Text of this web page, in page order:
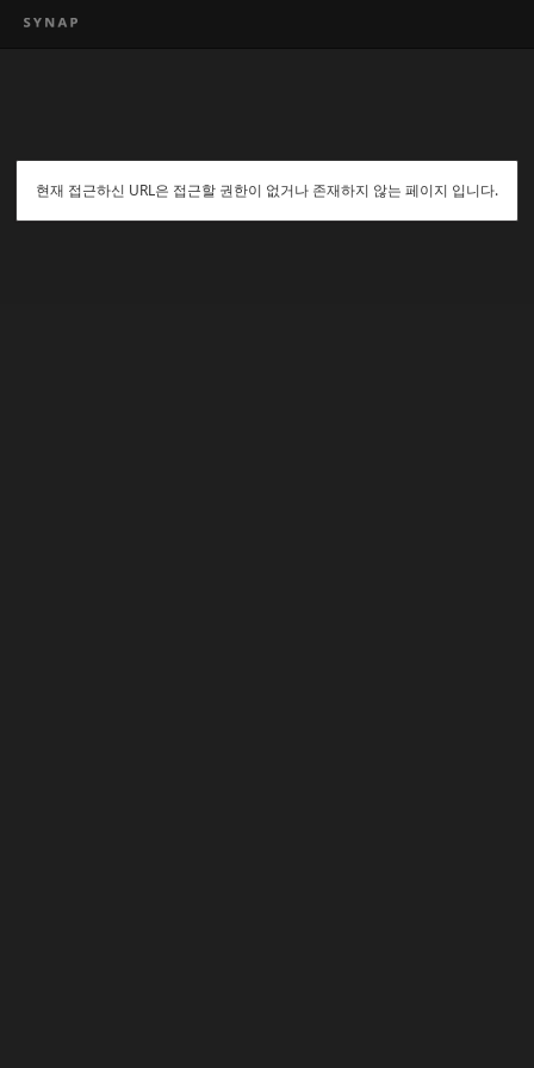
현재 접근하신 URL은 접근할 권한이 없거나 존재하지 않는 페이지 입니다.